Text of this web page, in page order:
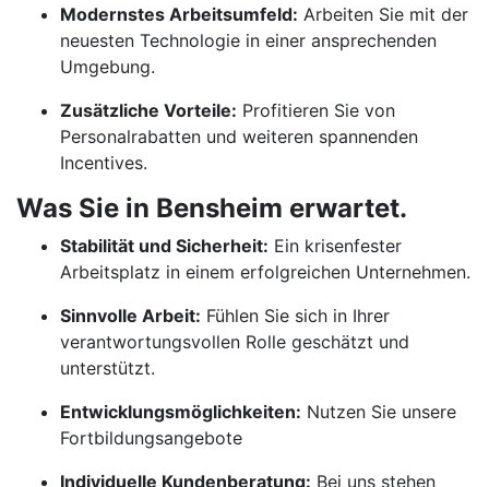
Modernstes Arbeitsumfeld: Arbeiten Sie mit der
neuesten Technologie in einer ansprechenden
Umgebung.
Zusätzliche Vorteile: Profitieren Sie von
Personalrabatten und weiteren spannenden
Incentives.
Was Sie in Bensheim erwartet.
Stabilität und Sicherheit: Ein krisenfester
Arbeitsplatz in einem erfolgreichen Unternehmen.
Sinnvolle Arbeit: Fühlen Sie sich in Ihrer
verantwortungsvollen Rolle geschätzt und
unterstützt.
Entwicklungsmöglichkeiten: Nutzen Sie unsere
Fortbildungsangebote
Individuelle Kundenberatung: Bei uns stehen